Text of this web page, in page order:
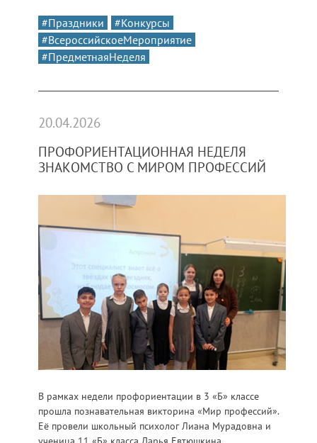
#Праздники
#Конкурсы
#ВсероссийскоеМероприятие
#ПредметнаяНеделя
ПРОФОРИЕНТАЦИОННАЯ НЕДЕЛЯ
ЗНАКОМСТВО С МИРОМ ПРОФЕССИЙ
20.04.2026
В рамках недели профориентации в 3 «Б» классе
прошла познавательная викторина «Мир профессий».
Её провели школьный психолог Лиана Мурадовна и